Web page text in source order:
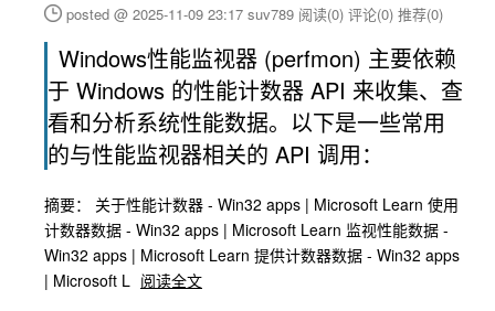
posted @ 2025-11-09 23:17 suv789 阅读(0) 评论(0) 推荐(0)
Windows性能监视器 (perfmon) 主要依赖
于 Windows 的性能计数器 API 来收集、查
看和分析系统性能数据。以下是一些常用
的与性能监视器相关的 API 调用：
摘要： 关于性能计数器 - Win32 apps | Microsoft Learn 使用
计数器数据 - Win32 apps | Microsoft Learn 监视性能数据 -
Win32 apps | Microsoft Learn 提供计数器数据 - Win32 apps
| Microsoft L 阅读全文